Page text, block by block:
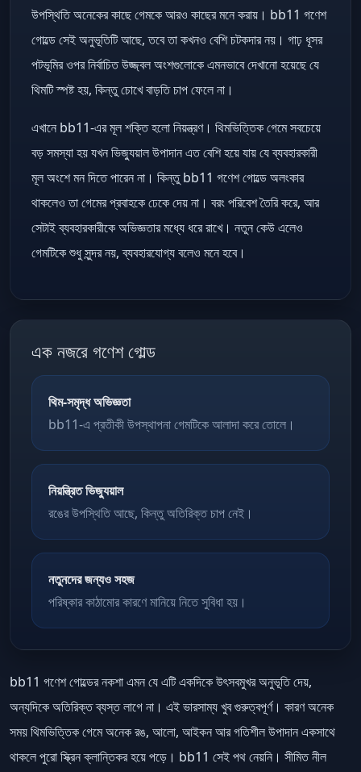
উপস্থিতি অনেকের কাছে গেমকে আরও কাছের মনে করায়। bb11 গণেশ
গোল্ডে সেই অনুভূতিটি আছে, তবে তা কখনও বেশি চটকদার নয়। গাঢ় ধূসর
পটভূমির ওপর নির্বাচিত উজ্জ্বল অংশগুলোকে এমনভাবে দেখানো হয়েছে যে
থিমটি স্পষ্ট হয়, কিন্তু চোখে বাড়তি চাপ ফেলে না।
এখানে bb11-এর মূল শক্তি হলো নিয়ন্ত্রণ। থিমভিত্তিক গেমে সবচেয়ে
বড় সমস্যা হয় যখন ভিজ্যুয়াল উপাদান এত বেশি হয়ে যায় যে ব্যবহারকারী
মূল অংশে মন দিতে পারেন না। কিন্তু bb11 গণেশ গোল্ডে অলংকার
থাকলেও তা গেমের প্রবাহকে ঢেকে দেয় না। বরং পরিবেশ তৈরি করে, আর
সেটাই ব্যবহারকারীকে অভিজ্ঞতার মধ্যে ধরে রাখে। নতুন কেউ এলেও
গেমটিকে শুধু সুন্দর নয়, ব্যবহারযোগ্য বলেও মনে হবে।
এক নজরে গণেশ গোল্ড
থিম-সমৃদ্ধ অভিজ্ঞতা
bb11-এ প্রতীকী উপস্থাপনা গেমটিকে আলাদা করে তোলে।
নিয়ন্ত্রিত ভিজ্যুয়াল
রঙের উপস্থিতি আছে, কিন্তু অতিরিক্ত চাপ নেই।
নতুনদের জন্যও সহজ
পরিষ্কার কাঠামোর কারণে মানিয়ে নিতে সুবিধা হয়।
bb11 গণেশ গোল্ডের নকশা এমন যে এটি একদিকে উৎসবমুখর অনুভূতি দেয়,
অন্যদিকে অতিরিক্ত ব্যস্ত লাগে না। এই ভারসাম্য খুব গুরুত্বপূর্ণ। কারণ অনেক
সময় থিমভিত্তিক গেমে অনেক রঙ, আলো, আইকন আর গতিশীল উপাদান একসাথে
থাকলে পুরো স্ক্রিন ক্লান্তিকর হয়ে পড়ে। bb11 সেই পথ নেয়নি। সীমিত নীল